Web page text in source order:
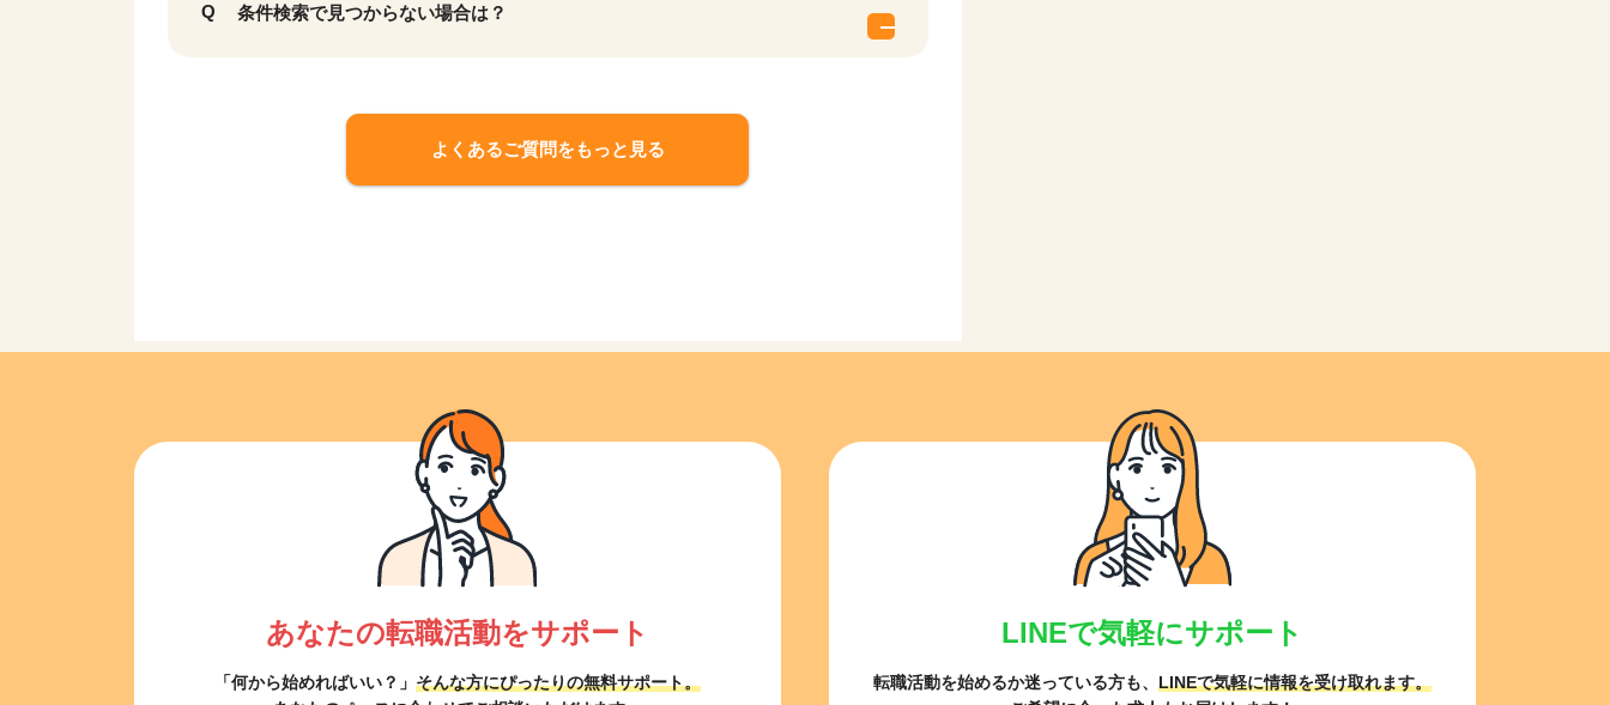
条件検索で見つからない場合は？
よくあるご質問をもっと見る
あなたの転職活動をサポート
「何から始めればいい？」 そんな方にぴったりの無料サポート。
LINEで気軽にサポート
転職活動を始めるか迷っている方も、 LINEで気軽に情報を受け取れます。